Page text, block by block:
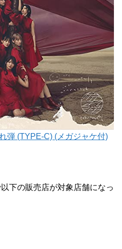
弾 (TYPE-C) (メガジャケ付)
下の販売店が対象店舗になっ